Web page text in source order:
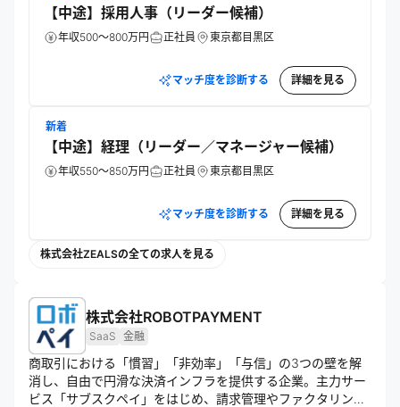
【中途】採用人事（リーダー候補）
年収500～800万円 正社員 東京都目黒区
マッチ度を診断する 詳細を見る
新着
【中途】経理（リーダー／マネージャー候補）
年収550～850万円 正社員 東京都目黒区
マッチ度を診断する 詳細を見る
株式会社ZEALSの全ての求人を見る
株式会社ROBOTPAYMENT
SaaS 金融
商取引における「慣習」「非効率」「与信」の3つの壁を解
消し、自由で円滑な決済インフラを提供する企業。主力サー
ビス「サブスクペイ」をはじめ、請求管理やファクタリング